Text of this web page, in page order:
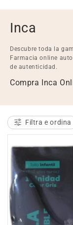
C
o
l
l
z
i
o
n
e
:
Inca
Descubre toda la
Farmacia online
de autenticidad.
Compra Inca
Filtra e ordina